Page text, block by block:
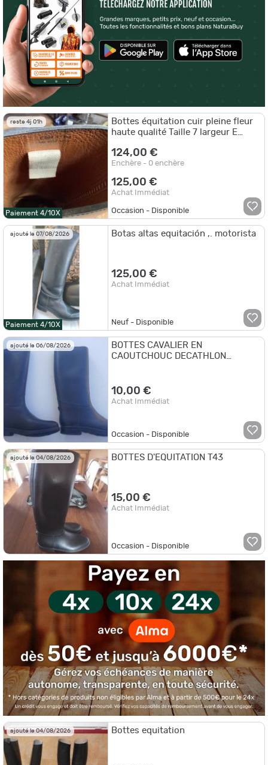
reste 4j 01h
Paiement 4/10X
Bottes équitation cuir pleine fleur
haute qualité Taille 7 largeur E
124,00 €
Enchère - 0 enchère
125,00 €
Achat Immédiat
Occasion - Disponible
ajouté le 07/08/2026
Paiement 4/10X
Botas altas equitación ,. motorista
125,00 €
Achat Immédiat
Neuf - Disponible
ajouté le 06/08/2026
BOTTES CAVALIER EN
CAOUTCHOUC DECATHLON
10,00 €
Achat Immédiat
Occasion - Disponible
ajouté le 04/08/2026 BOTTES D'EQUITATION T43
15,00 €
Achat Immédiat
Occasion - Disponible
ajouté le 04/08/2026 Bottes equitation